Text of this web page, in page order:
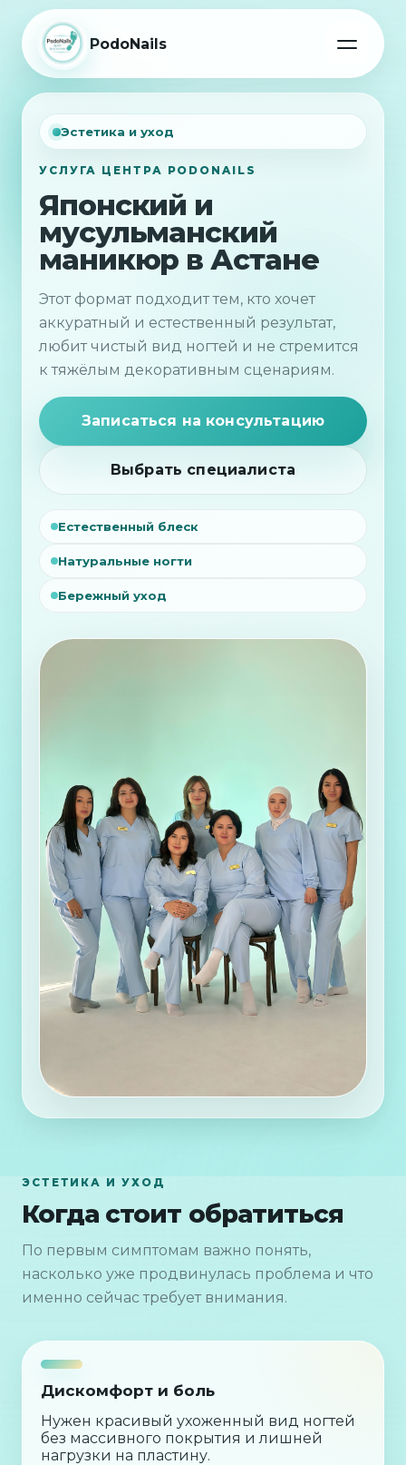
PodoNails
Эстетика и уход
УСЛУГА ЦЕНТРА PODONAILS
Японский и
мусульманский
маникюр в Астане
Этот формат подходит тем, кто хочет
аккуратный и естественный результат,
любит чистый вид ногтей и не стремится
к тяжёлым декоративным сценариям.
Записаться на консультацию
Выбрать специалиста
Естественный блеск
Натуральные ногти
Бережный уход
ЭСТЕТИКА И УХОД
Когда стоит обратиться
По первым симптомам важно понять,
насколько уже продвинулась проблема и что
именно сейчас требует внимания.
Дискомфорт и боль
Нужен красивый ухоженный вид ногтей
без массивного покрытия и лишней
нагрузки на пластину.